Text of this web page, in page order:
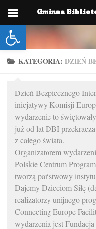
Otwórz pasek narzędzi
Skip to content
KATEGORIA: DZIEŃ
Dzień Bezpiecznego
inicjatywy Komisji
wydarzenie to
już od lat DBI
z całego świata.
Organizatorem
Polskie Centrum
tworzą państwowy
Dajemy Dzieciom Siłę
realizatorzy unijnego
Connecting Europe
wydarzenia jest Fundacja
Gminna